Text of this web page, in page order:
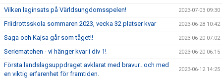
Vilken laginsats på Världsungdomsspelen! 2023-07-03 09:30
Friidrottsskola sommaren 2023, vecka 32 platser kvar 2023-06-28 10:42
Saga och Kajsa går som tåget!! 2023-06-20 07:02
Seriematchen - vi hänger kvar i div 1! 2023-06-20 06:15
Första landslagsuppdraget avklarat med bravur.. och med
en viktig erfarenhet för framtiden.
2023-06-12 14:25